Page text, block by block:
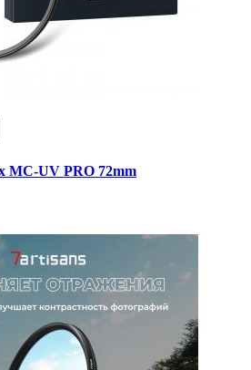
MC-UV PRO 72mm